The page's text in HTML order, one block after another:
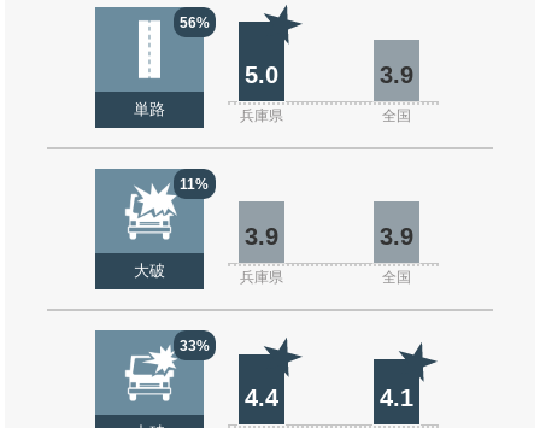
56%
単路
5.0 3.9
兵庫県 全国
11%
大破
3.9 3.9
兵庫県 全国
33%
4.4 4.1